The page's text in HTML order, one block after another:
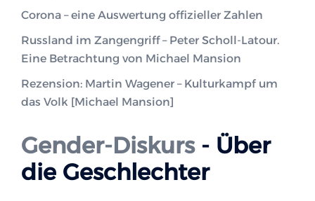
Corona – eine Auswertung offizieller Zahlen
Russland im Zangengriff – Peter Scholl-Latour.
Eine Betrachtung von Michael Mansion
Rezension: Martin Wagener – Kulturkampf um
das Volk [Michael Mansion]
Gender-Diskurs- Über
die Geschlechter